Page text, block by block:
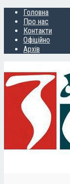
Головна
Про нас
Контакти
Офіційно
Архів